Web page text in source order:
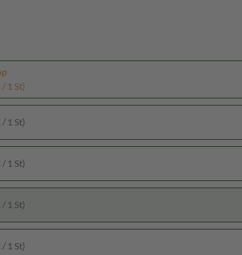
1 St)
1 St)
1 St)
1 St)
1 St)